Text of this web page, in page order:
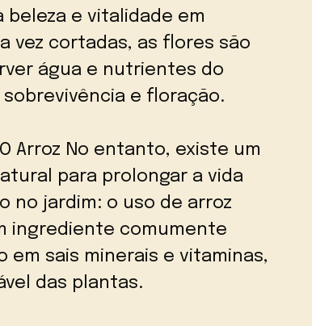
e vitalidade em
vez cortadas, as flores são
água e nutrientes do
e floração.
O Arroz No entanto, existe um
para prolongar a vida
no jardim: o uso de arroz
ingrediente comumente
em sais minerais e vitaminas,
das plantas.